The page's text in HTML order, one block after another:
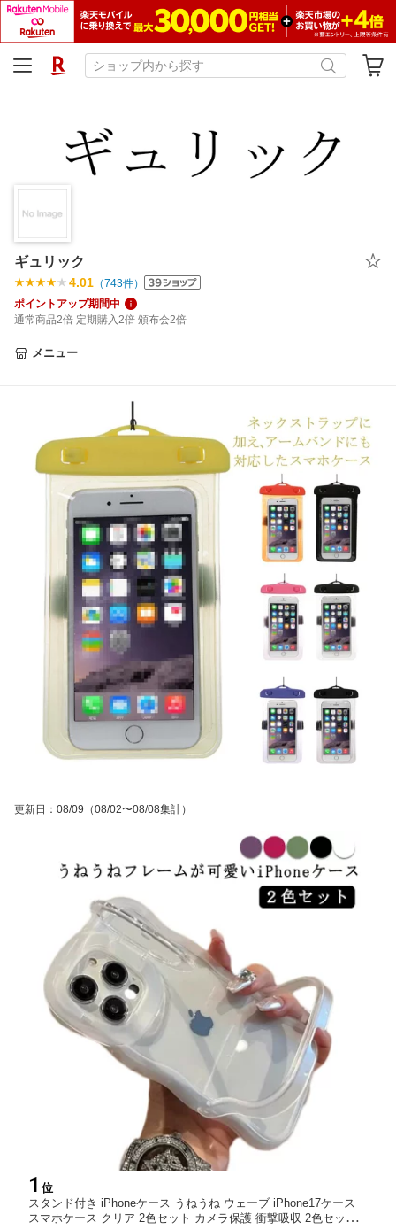
ギュリック
4.01 （743件）
ポイントアップ期間中
通常商品2倍 定期購入2倍 頒布会2倍
メニュー
更新日 ： 08/09 （08/02〜08/08集計）
1 位
スタンド付き iPhoneケース うねうね ウェーブ iPhone17ケース
スマホケース クリア 2色セット カメラ保護 衝撃吸収 2色セット